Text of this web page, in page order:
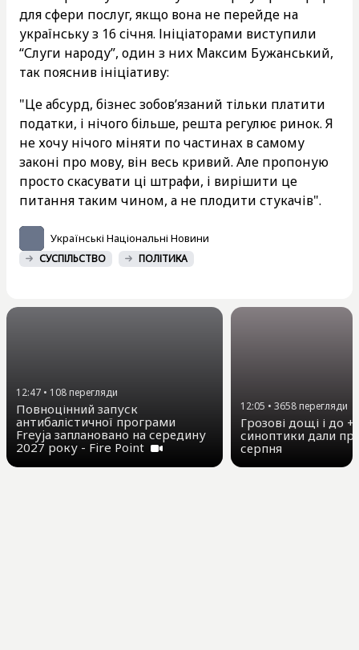
для сфери послуг, якщо вона не перейде на
українську з 16 січня. Ініціаторами виступили
“Слуги народу”, один з них Максим Бужанський,
так пояснив ініціативу:
"Це абсурд, бізнес зобов’язаний тільки платити
податки, і нічого більше, решта регулює ринок. Я
не хочу нічого міняти по частинах в самому
законі про мову, він весь кривий. Але пропоную
просто скасувати ці штрафи, і вирішити це
питання таким чином, а не плодити стукачів".
Українські Національні Новини
СУСПІЛЬСТВО ПОЛІТИКА
12:47 • 108перегляди
Повноцінний запуск
антибалістичної програми
Freyja заплановано на середину
2027 року - Fire Point
12:05 • 3658перегляди
Грозові дощі і до
синоптики дали
серпня